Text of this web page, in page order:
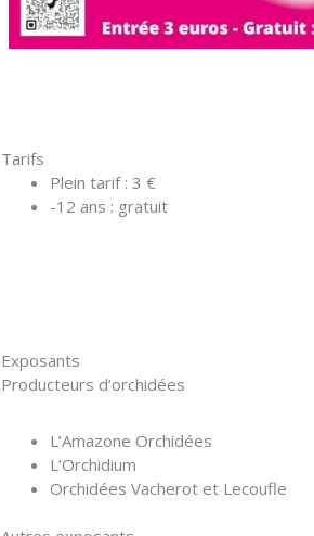
Tarifs
Plein tarif : 3 €
-12 ans : gratuit
Exposants
Producteurs d’orchidées
L’Amazone Orchidées
L’Orchidium
Orchidées Vacherot et Lecoufle